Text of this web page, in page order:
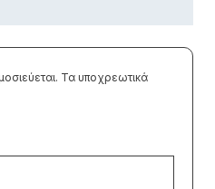
Τα υποχρεωτικά